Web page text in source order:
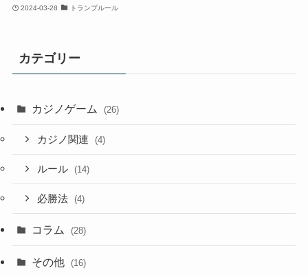
2024-03-28 トランプルール
カテゴリー
カジノゲーム (26)
カジノ関連 (4)
ルール (14)
必勝法 (4)
コラム (28)
その他 (16)